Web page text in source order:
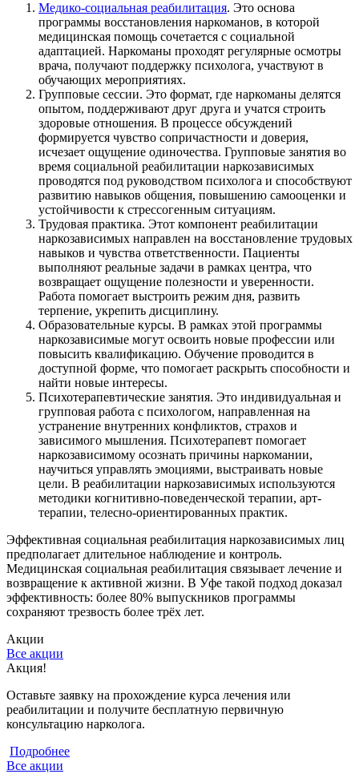
Медико-социальная реабилитация. Это основа
программы восстановления наркоманов, в которой
медицинская помощь сочетается с социальной
адаптацией. Наркоманы проходят регулярные осмотры
врача, получают поддержку психолога, участвуют в
обучающих мероприятиях.
Групповые сессии. Это формат, где наркоманы делятся
опытом, поддерживают друг друга и учатся строить
здоровые отношения. В процессе обсуждений
формируется чувство сопричастности и доверия,
исчезает ощущение одиночества. Групповые занятия во
время социальной реабилитации наркозависимых
проводятся под руководством психолога и способствуют
развитию навыков общения, повышению самооценки и
устойчивости к стрессогенным ситуациям.
Трудовая практика. Этот компонент реабилитации
наркозависимых направлен на восстановление трудовых
навыков и чувства ответственности. Пациенты
выполняют реальные задачи в рамках центра, что
возвращает ощущение полезности и уверенности.
Работа помогает выстроить режим дня, развить
терпение, укрепить дисциплину.
Образовательные курсы. В рамках этой программы
наркозависимые могут освоить новые профессии или
повысить квалификацию. Обучение проводится в
доступной форме, что помогает раскрыть способности и
найти новые интересы.
Психотерапевтические занятия. Это индивидуальная и
групповая работа с психологом, направленная на
устранение внутренних конфликтов, страхов и
зависимого мышления. Психотерапевт помогает
наркозависимому осознать причины наркомании,
научиться управлять эмоциями, выстраивать новые
цели. В реабилитации наркозависимых используются
методики когнитивно-поведенческой терапии, арт-
терапии, телесно-ориентированных практик.
Эффективная социальная реабилитация наркозависимых лиц
предполагает длительное наблюдение и контроль.
Медицинская социальная реабилитация связывает лечение и
возвращение к активной жизни. В Уфе такой подход доказал
эффективность: более 80% выпускников программы
сохраняют трезвость более трёх лет.
Акции
Все акции
Акция!
Оставьте заявку на прохождение курса лечения или
реабилитации и получите бесплатную первичную
консультацию нарколога.
Подробнее
Все акции